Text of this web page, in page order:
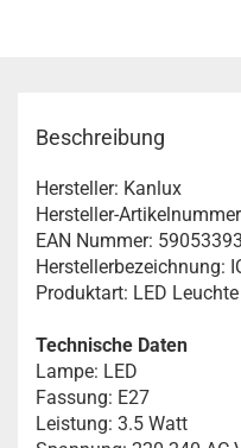
Beschreibung
Hersteller: Kanlux
Hersteller-
EAN Nummer:
Herstellerbezeichnung:
Produktart: LED
Technische Daten
Lampe: LED
Fassung: E27
Leistung: 3.5 Watt